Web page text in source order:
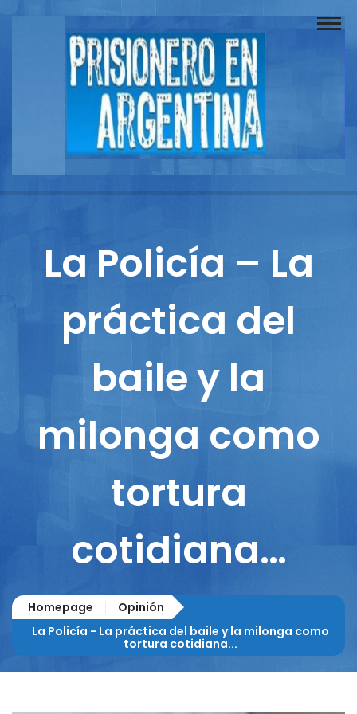
Buscador
Documentos
Reportajes
Contacto
La Policía – La
práctica del
baile y la
milonga como
tortura
cotidiana…
Homepage
Opinión
La Policía - La práctica del baile y la milonga como
tortura cotidiana...